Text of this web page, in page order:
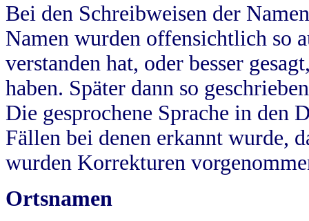
Bei den Schreibweisen der
Namen wurden offensichtlich so
verstanden hat, oder besser
haben. Später dann so
Die gesprochene Sprache in
Fällen bei denen erkannt wurde,
wurden Korrekturen
Ortsnamen